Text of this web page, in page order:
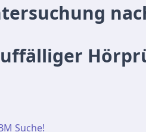
Suche!